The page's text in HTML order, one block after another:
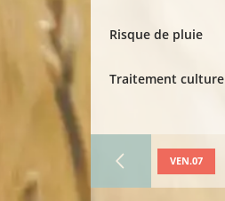
Risque de pluie
Traitement culture
VEN.07